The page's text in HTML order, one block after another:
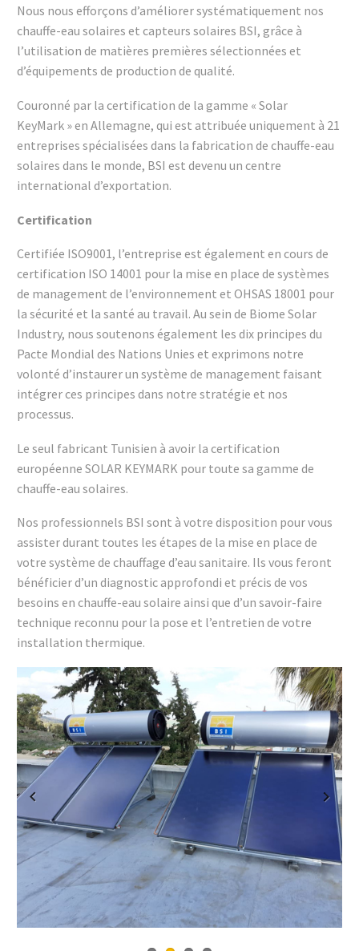
Nous nous efforçons d’améliorer systématiquement nos
chauffe-eau solaires et capteurs solaires BSI, grâce à
l’utilisation de matières premières sélectionnées et
d’équipements de production de qualité.
Couronné par la certification de la gamme « Solar
KeyMark » en Allemagne, qui est attribuée uniquement à 21
entreprises spécialisées dans la fabrication de chauffe-eau
solaires dans le monde, BSI est devenu un centre
international d’exportation.
Certification
Certifiée ISO9001, l’entreprise est également en cours de
certification ISO 14001 pour la mise en place de systèmes
de management de l’environnement et OHSAS 18001 pour
la sécurité et la santé au travail. Au sein de Biome Solar
Industry, nous soutenons également les dix principes du
Pacte Mondial des Nations Unies et exprimons notre
volonté d’instaurer un système de management faisant
intégrer ces principes dans notre stratégie et nos
processus.
Le seul fabricant Tunisien à avoir la certification
européenne SOLAR KEYMARK pour toute sa gamme de
chauffe-eau solaires.
Nos professionnels BSI sont à votre disposition pour vous
assister durant toutes les étapes de la mise en place de
votre système de chauffage d’eau sanitaire. Ils vous feront
bénéficier d’un diagnostic approfondi et précis de vos
besoins en chauffe-eau solaire ainsi que d’un savoir-faire
technique reconnu pour la pose et l’entretien de votre
installation thermique.
Previous Next